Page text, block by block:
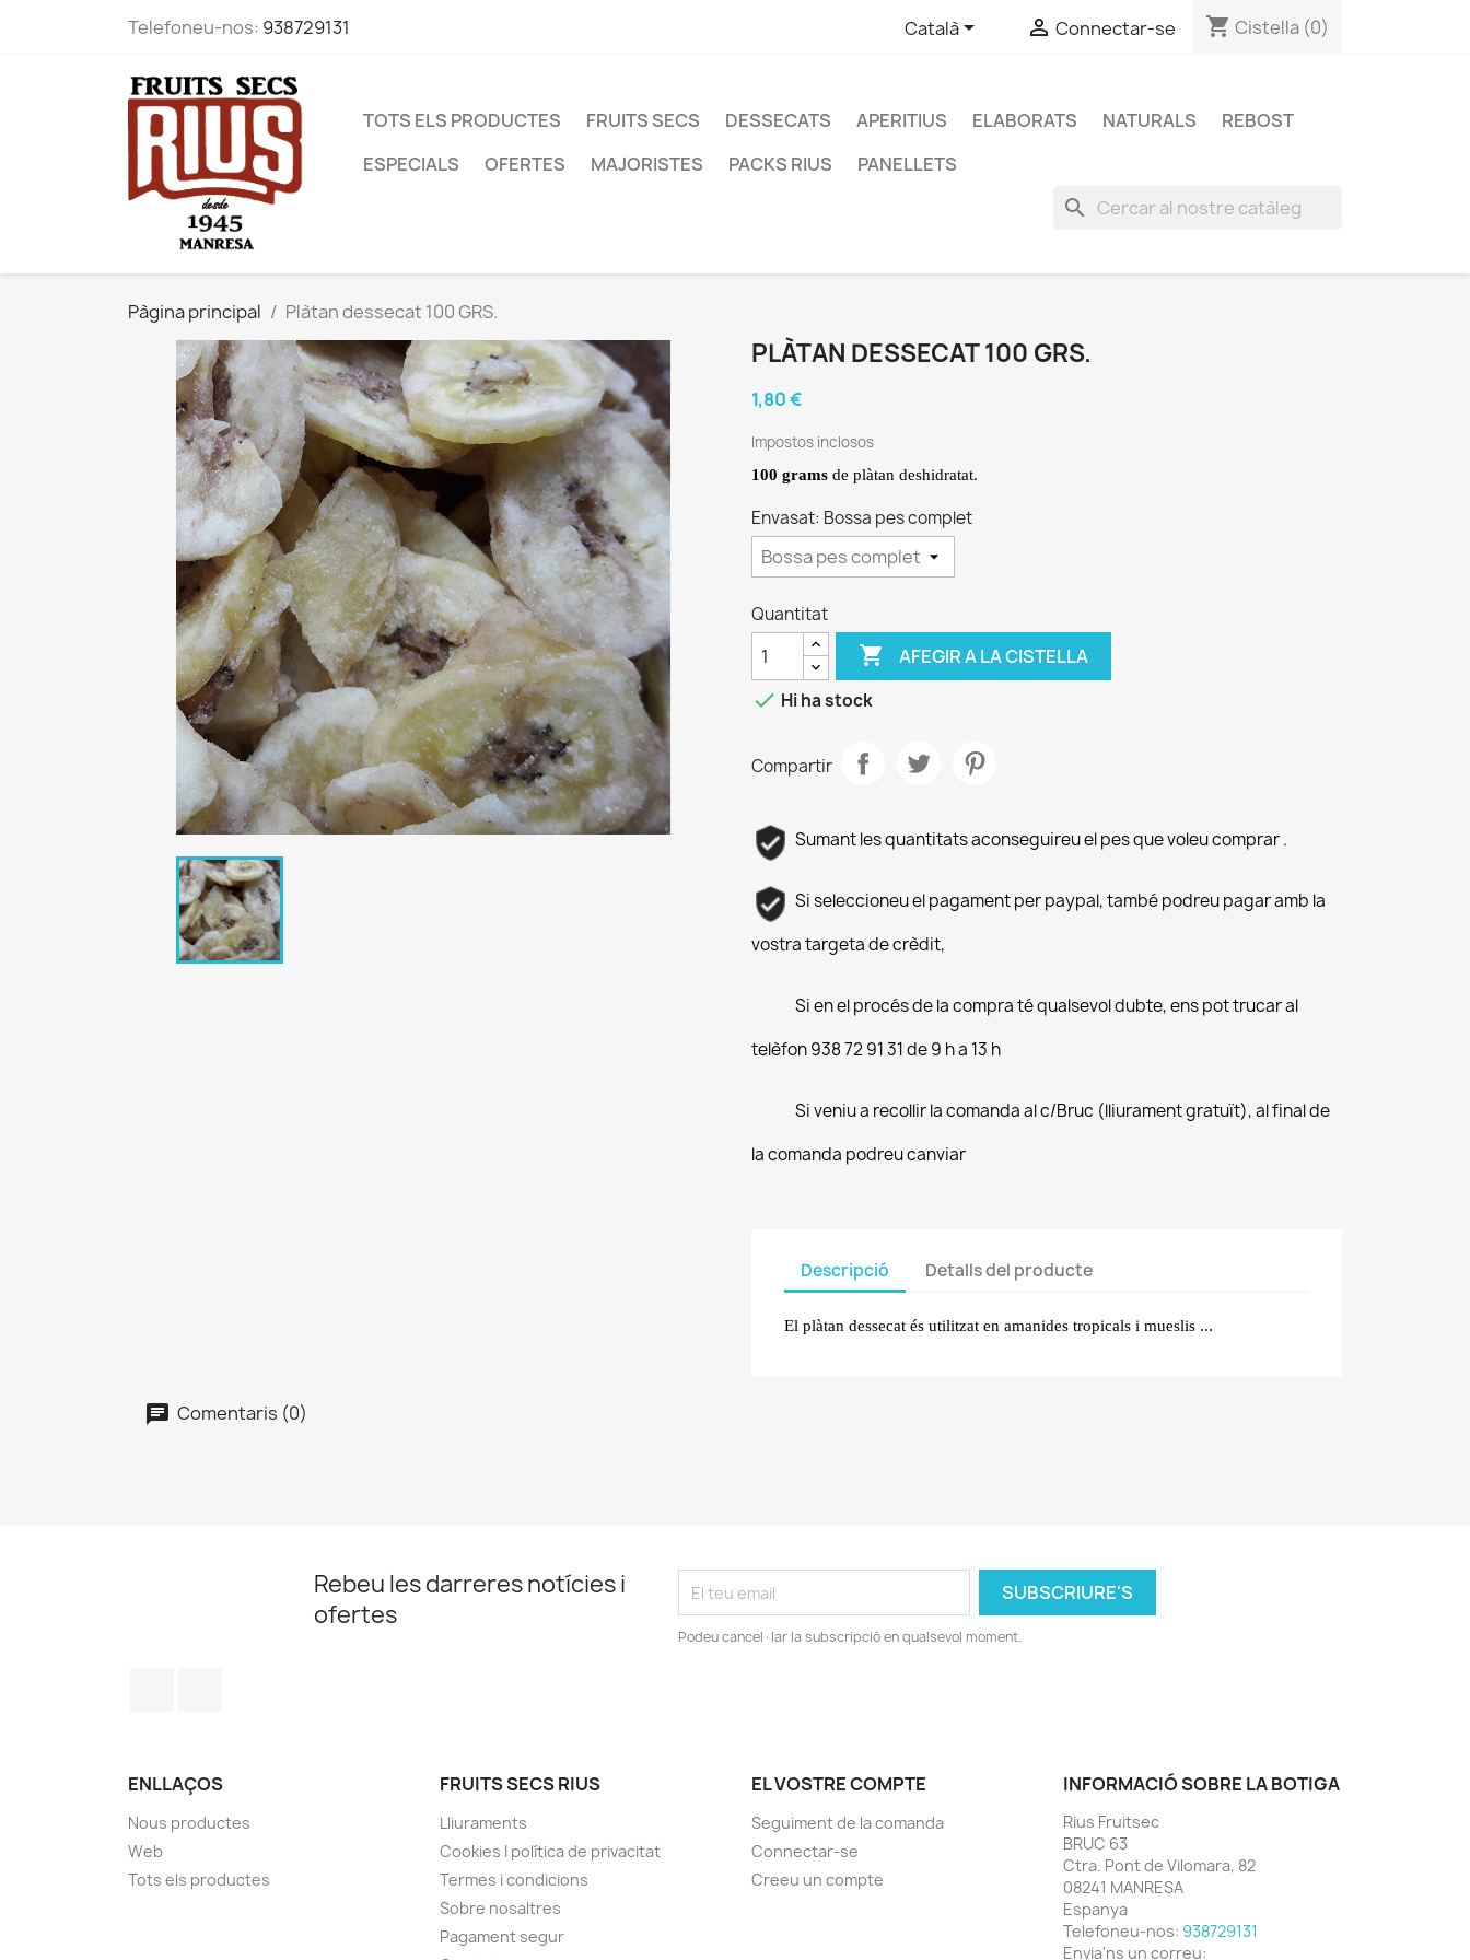
Telefoneu-nos: 938729131 Català  Connectar-se shopping_cart Cistella (0)
TOTS ELS PRODUCTES FRUITS SECS DESSECATS APERITIUS ELABORATS NATURALS
REBOST
ESPECIALS
OFERTES MAJORISTES PACKS RIUS PANELLETS
search
Pàgina principal Plàtan dessecat 100 GRS.
PLÀTAN DESSECAT 100 GRS.
1,80 €
Impostos inclosos
100 grams de plàtan deshidratat.
Envasat: Bossa pes complet
Quantitat
 AFEGIR A LA CISTELLA
 Hi ha stock
Compartir
Sumant les quantitats aconseguireu el pes que voleu comprar .
Si seleccioneu el pagament per paypal, també podreu pagar amb la
vostra targeta de crèdit,
Si en el procés de la compra té qualsevol dubte, ens pot trucar al
telèfon 938 72 91 31 de 9 h a 13 h
Si veniu a recollir la comanda al c/Bruc (lliurament gratuït), al final de
la comanda podreu canviar
Descripció Detalls del producte
El plàtan dessecat és utilitzat en amanides tropicals i mueslis ...
Comentaris (0)
Rebeu les darreres notícies i
ofertes
Podeu cancel·lar la subscripció en qualsevol moment.
ENLLAÇOS
Nous productes
Web
Tots els productes
FRUITS SECS RIUS
Lliuraments
Cookies I política de privacitat
Termes i condicions
Sobre nosaltres
Pagament segur
EL VOSTRE COMPTE
Seguiment de la comanda
Connectar-se
Creeu un compte
INFORMACIÓ SOBRE LA BOTIGA
Rius Fruitsec
BRUC 63
Ctra. Pont de Vilomara, 82
08241 MANRESA
Espanya
Telefoneu-nos: 938729131
Envia'ns un correu: